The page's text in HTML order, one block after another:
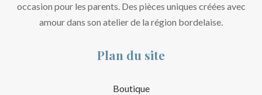
occasion pour les parents. Des pièces uniques créées avec
amour dans son atelier de la région bordelaise.
Plan du site
Boutique